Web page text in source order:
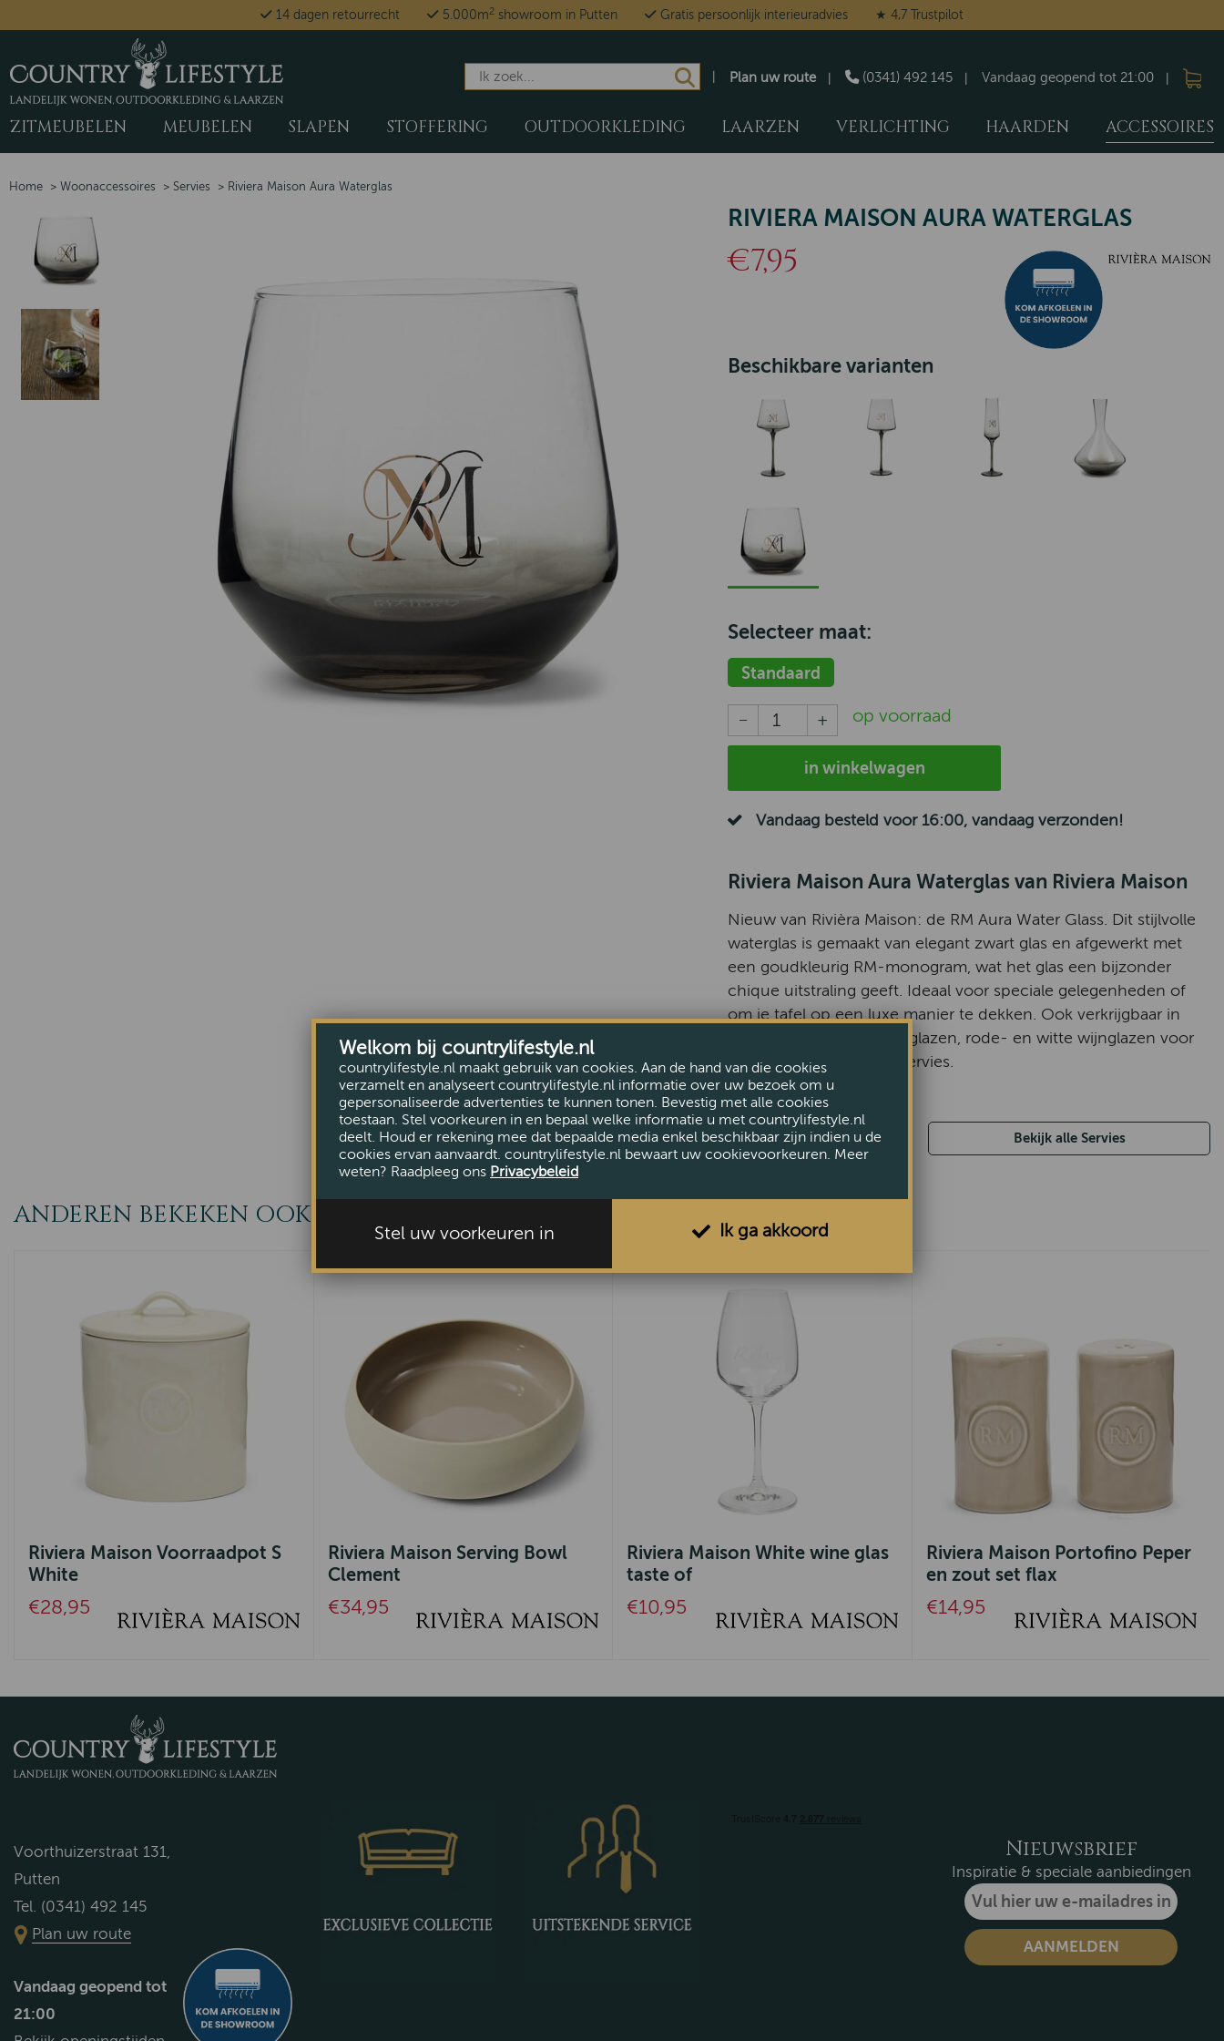
14 dagen retourrecht 5.000m2 showroom in Putten Gratis persoonlijk interieuradvies ★ 4,7 Trustpilot
Vandaag geopend tot 21:00
(0341) 492 145
Plan uw route
ZITMEUBELEN MEUBELEN SLAPEN STOFFERING OUTDOORKLEDING LAARZEN VERLICHTING HAARDEN ACCESSOIRES
Home > Woonaccessoires > Servies > Riviera Maison Aura Waterglas
RIVIERA MAISON AURA WATERGLAS
€7,95
Beschikbare varianten
Selecteer maat:
Standaard
op voorraad
in winkelwagen
Vandaag besteld voor 16:00, vandaag verzonden!
Riviera Maison Aura Waterglas van Riviera Maison
Nieuw van Rivièra Maison: de RM Aura Water Glass. Dit stijlvolle
waterglas is gemaakt van elegant zwart glas en afgewerkt met
een goudkleurig RM-monogram, wat het glas een bijzonder
chique uitstraling geeft. Ideaal voor speciale gelegenheden of
om je tafel op een luxe manier te dekken. Ook verkrijgbaar in
bijpassende champagneglazen, rode- en witte wijnglazen voor
een compleet, verfijnd servies.
Bekijk alle Servies
ANDEREN BEKEKEN OOK
Riviera Maison Voorraadpot S
White
€28,95
Riviera Maison Serving Bowl
Clement
€34,95
Riviera Maison White wine glas
taste of
€10,95
Riviera Maison Portofino Peper
en zout set flax
€14,95
Voorthuizerstraat 131,
Putten
Tel. (0341) 492 145
Plan uw route
Vandaag geopend tot
21:00
Nieuwsbrief
Inspiratie & speciale aanbiedingen
Welkom bij countrylifestyle.nl
countrylifestyle.nl maakt gebruik van cookies. Aan de hand van die cookies
verzamelt en analyseert countrylifestyle.nl informatie over uw bezoek om u
gepersonaliseerde advertenties te kunnen tonen. Bevestig met alle cookies
toestaan. Stel voorkeuren in en bepaal welke informatie u met countrylifestyle.nl
deelt. Houd er rekening mee dat bepaalde media enkel beschikbaar zijn indien u de
cookies ervan aanvaardt. countrylifestyle.nl bewaart uw cookievoorkeuren. Meer
weten? Raadpleeg ons Privacybeleid
Stel uw voorkeuren in Ik ga akkoord